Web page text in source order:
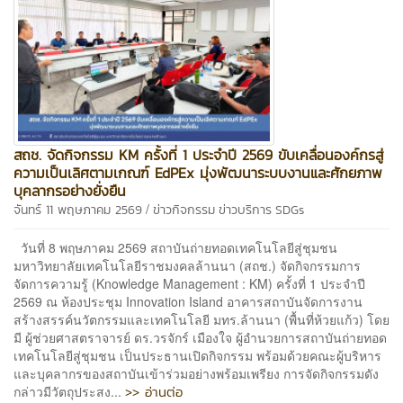
สถช. จัดกิจกรรม KM ครั้งที่ 1 ประจำปี 2569 ขับเคลื่อนองค์กรสู่
ความเป็นเลิศตามเกณฑ์ EdPEx มุ่งพัฒนาระบบงานและศักยภาพ
บุคลากรอย่างยั่งยืน
จันทร์ 11 พฤษภาคม 2569 / ข่าวกิจกรรมข่าวบริการSDGs
วันที่ 8 พฤษภาคม 2569 สถาบันถ่ายทอดเทคโนโลยีสู่ชุมชน
มหาวิทยาลัยเทคโนโลยีราชมงคลล้านนา (สถช.) จัดกิจกรรมการ
จัดการความรู้ (Knowledge Management : KM) ครั้งที่ 1 ประจำปี
2569 ณ ห้องประชุม Innovation Island อาคารสถาบันจัดการงาน
สร้างสรรค์นวัตกรรมและเทคโนโลยี มทร.ล้านนา (พื้นที่ห้วยแก้ว) โดย
มี ผู้ช่วยศาสตราจารย์ ดร.วรจักร์ เมืองใจ ผู้อำนวยการสถาบันถ่ายทอด
เทคโนโลยีสู่ชุมชน เป็นประธานเปิดกิจกรรม พร้อมด้วยคณะผู้บริหาร
และบุคลากรของสถาบันเข้าร่วมอย่างพร้อมเพรียง การจัดกิจกรรมดัง
กล่าวมีวัตถุประสง... >> อ่านต่อ